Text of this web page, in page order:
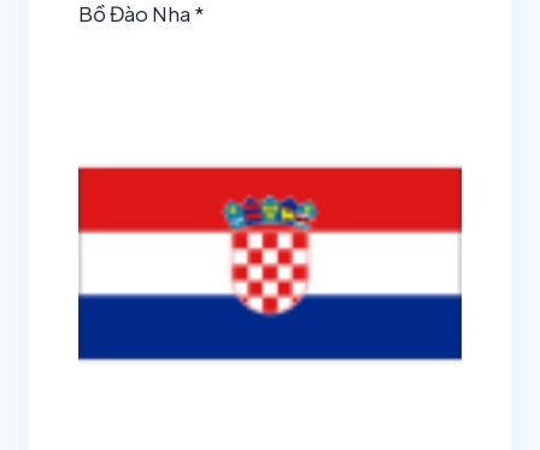
Bồ Đào Nha *